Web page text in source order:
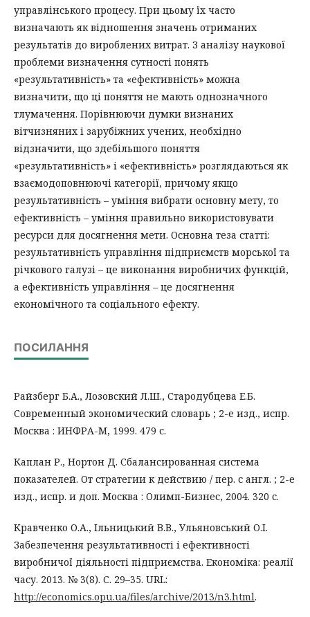
управлінського процесу. При цьому їх часто
визначають як відношення значень отриманих
результатів до вироблених витрат. З аналізу наукової
проблеми визначення сутності понять
«результативність» та «ефективність» можна
визначити, що ці поняття не мають однозначного
тлумачення. Порівнюючи думки визнаних
вітчизняних і зарубіжних учених, необхідно
відзначити, що здебільшого поняття
«результативність» і «ефективність» розглядаються як
взаємодоповнюючі категорії, причому якщо
результативність – уміння вибрати основну мету, то
ефективність – уміння правильно використовувати
ресурси для досягнення мети. Основна теза статті:
результативність управління підприємств морської та
річкового галузі – це виконання виробничих функцій,
а ефективність управління – це досягнення
економічного та соціального ефекту.
ПОСИЛАННЯ
Райзберг Б.А., Лозовский Л.Ш., Стародубцева Е.Б.
Современный экономический словарь ; 2-е изд., испр.
Москва : ИНФРА-М, 1999. 479 с.
Каплан Р., Нортон Д. Сбалансированная система
показателей. От стратегии к действию / пер. с англ. ; 2-е
изд., испр. и доп. Москва : Олимп-Бизнес, 2004. 320 с.
Кравченко О.А., Ільницький В.В., Ульяновський О.І.
Забезпечення результативності і ефективності
виробничої діяльності підприємства. Економіка: реалії
часу. 2013. № 3(8). С. 29–35. URL:
http://economics.opu.ua/files/archive/2013/n3.html.